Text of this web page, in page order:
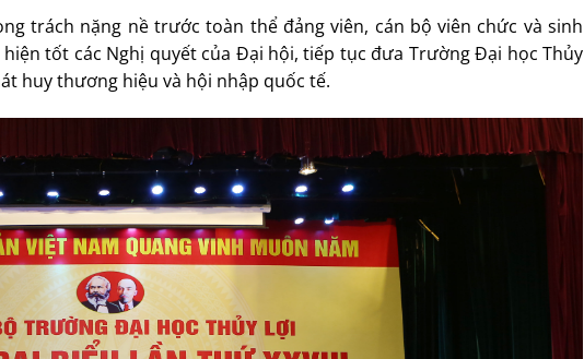
trách nặng nề trước toàn thể đảng viên, cán bộ viên chức và sinh
tốt các Nghị quyết của Đại hội, tiếp tục đưa Trường Đại học Thủy
huy thương hiệu và hội nhập quốc tế.